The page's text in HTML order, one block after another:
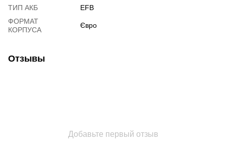
ТИП АКБ
EFB
ФОРМАТ
КОРПУСА
Євро
Отзывы
Добавьте первый отзыв